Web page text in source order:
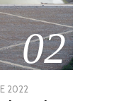
02
202230